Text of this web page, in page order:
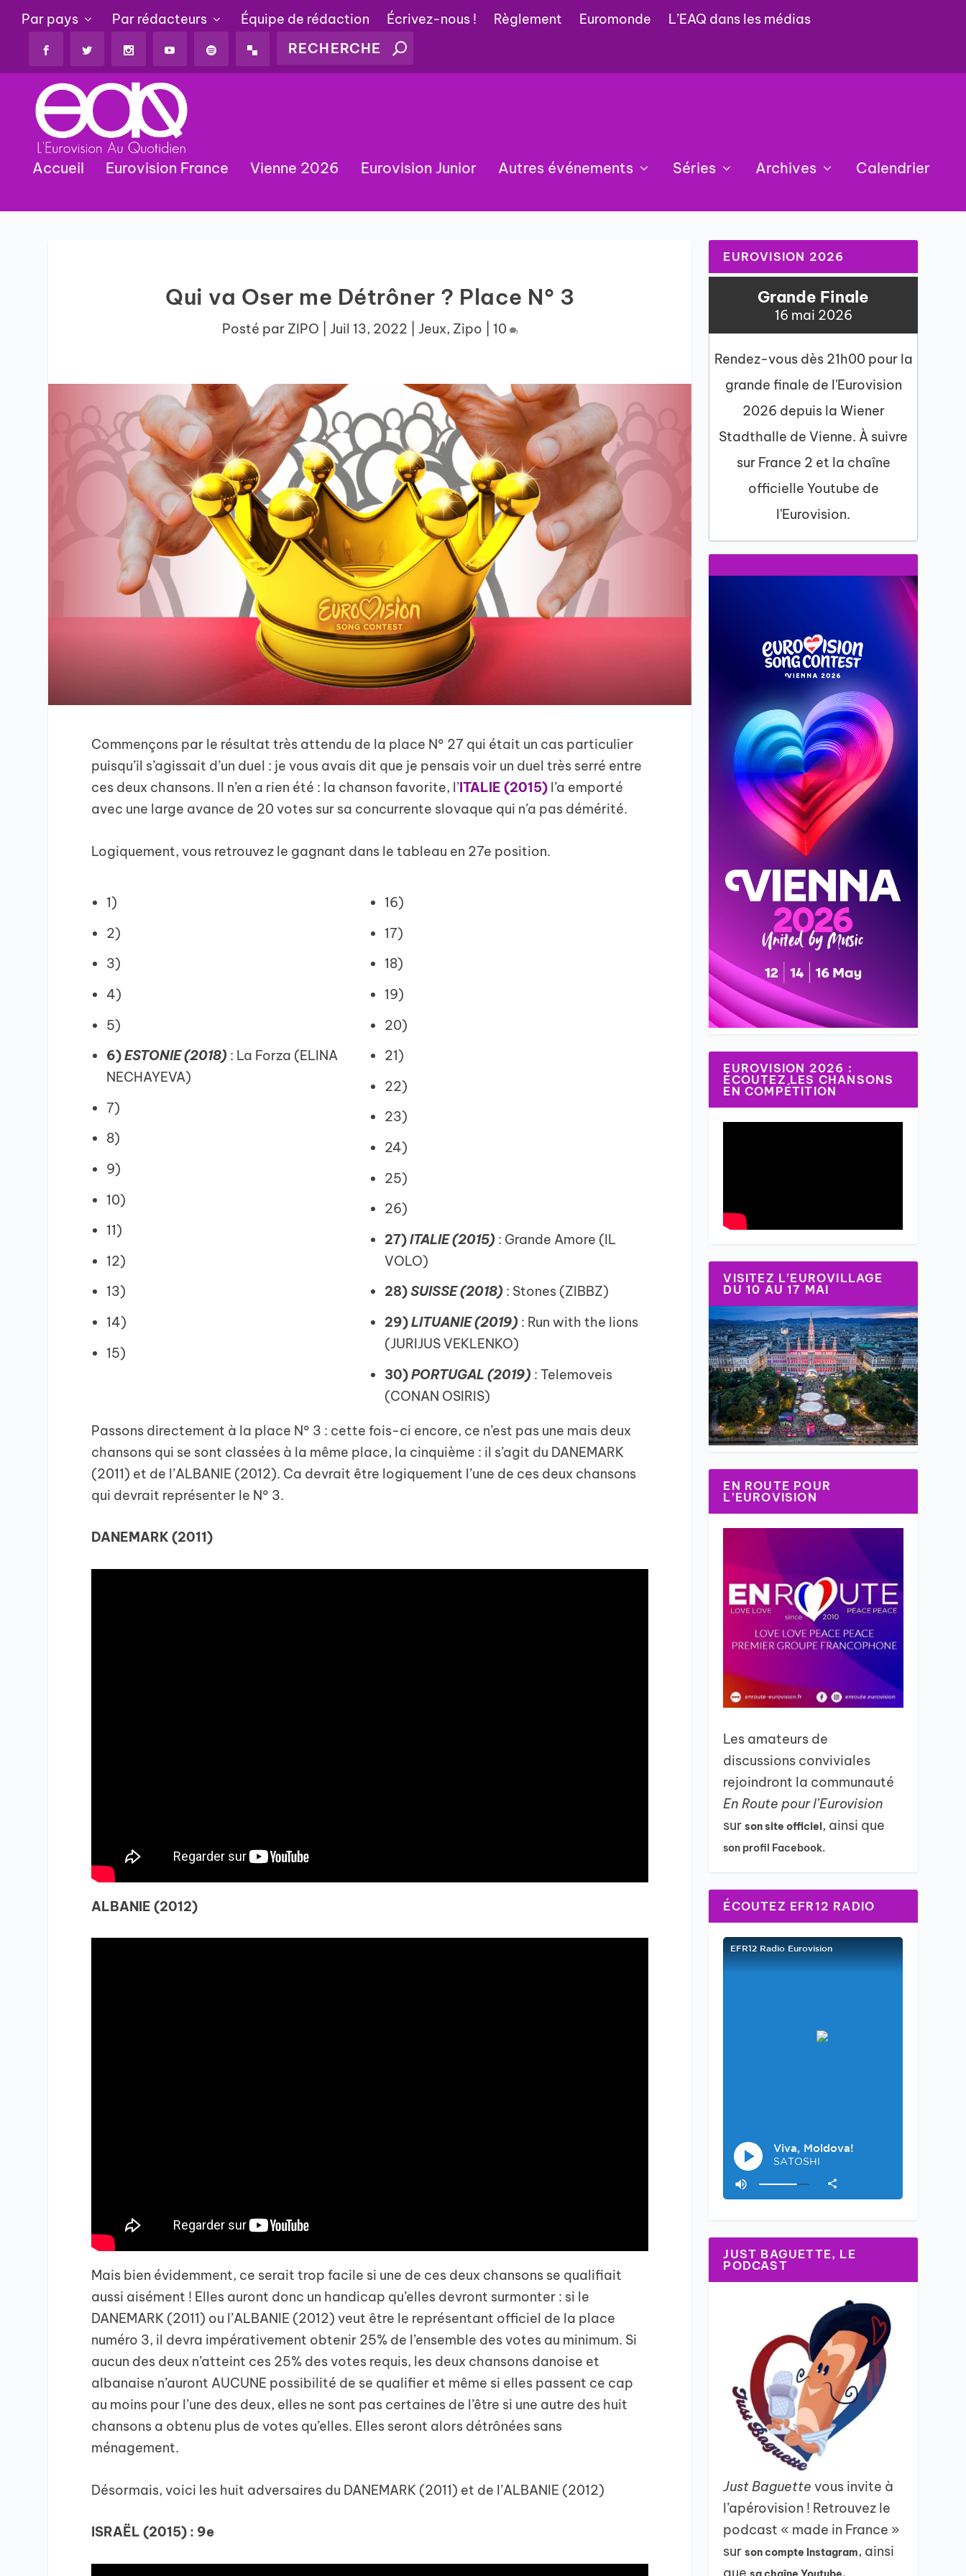
Par pays Par rédacteurs Équipe de rédaction Écrivez-nous ! Règlement Euromonde L’EAQ dans les médias
Accueil Eurovision France Vienne 2026 Eurovision Junior Autres événements Séries Archives Calendrier
Qui va Oser me Détrôner ? Place N° 3
Posté par ZIPO Juil 13, 2022 Jeux, Zipo 10
Commençons par le résultat très attendu de la place N° 27 qui était un cas particulier
puisqu’il s’agissait d’un duel : je vous avais dit que je pensais voir un duel très serré entre
ces deux chansons. Il n’en a rien été : la chanson favorite, l’ITALIE (2015) l’a emporté
avec une large avance de 20 votes sur sa concurrente slovaque qui n’a pas démérité.
Logiquement, vous retrouvez le gagnant dans le tableau en 27e position.
1)
2)
3)
4)
5)
6)ESTONIE (2018): La Forza (ELINA
NECHAYEVA)
7)
8)
9)
10)
11)
12)
13)
14)
15)
16)
17)
18)
19)
20)
21)
22)
23)
24)
25)
26)
27)ITALIE (2015) : Grande Amore (IL
VOLO)
28)SUISSE (2018) : Stones (ZIBBZ)
29)LITUANIE (2019) : Run with the lions
(JURIJUS VEKLENKO)
30)PORTUGAL (2019) : Telemoveis
(CONAN OSIRIS)
Passons directement à la place N° 3 : cette fois-ci encore, ce n’est pas une mais deux
chansons qui se sont classées à la même place, la cinquième : il s’agit du DANEMARK
(2011) et de l’ALBANIE (2012). Ca devrait être logiquement l’une de ces deux chansons
qui devrait représenter le N° 3.
DANEMARK (2011)
ALBANIE (2012)
Mais bien évidemment, ce serait trop facile si une de ces deux chansons se qualifiait
aussi aisément ! Elles auront donc un handicap qu’elles devront surmonter : si le
DANEMARK (2011) ou l’ALBANIE (2012) veut être le représentant officiel de la place
numéro 3, il devra impérativement obtenir 25% de l’ensemble des votes au minimum. Si
aucun des deux n’atteint ces 25% des votes requis, les deux chansons danoise et
albanaise n’auront AUCUNE possibilité de se qualifier et même si elles passent ce cap
au moins pour l’une des deux, elles ne sont pas certaines de l’être si une autre des huit
chansons a obtenu plus de votes qu’elles. Elles seront alors détrônées sans
ménagement.
Désormais, voici les huit adversaires du DANEMARK (2011) et de l’ALBANIE (2012)
ISRAËL (2015) : 9e
EUROVISION 2026
Grande Finale
16 mai 2026
Rendez-vous dès 21h00 pour la
grande finale de l'Eurovision
2026 depuis la Wiener
Stadthalle de Vienne. À suivre
sur France 2 et la chaîne
officielle Youtube de
l'Eurovision.
EUROVISION 2026 :
ÉCOUTEZ LES CHANSONS
EN COMPÉTITION
VISITEZ L’EUROVILLAGE
DU 10 AU 17 MAI
EN ROUTE POUR
L’EUROVISION
Les amateurs de
discussions conviviales
rejoindront la communauté
En Route pour l’Eurovision
surson site officiel, ainsi que
son profil Facebook.
ÉCOUTEZ EFR12 RADIO
JUST BAGUETTE, LE
PODCAST
Just Baguettevous invite à
l’apérovision ! Retrouvez le
podcast « made in France »
surson compte Instagram, ainsi